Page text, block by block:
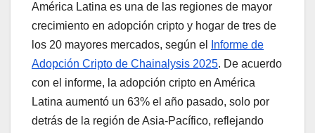
América Latina es una de las regiones de mayor
crecimiento en adopción cripto y hogar de tres de
los 20 mayores mercados, según el
Informe de
Adopción Cripto de Chainalysis 2025. De acuerdo
con el informe, la adopción cripto en América
Latina aumentó un 63% el año pasado, solo por
detrás de la región de Asia-Pacífico, reflejando